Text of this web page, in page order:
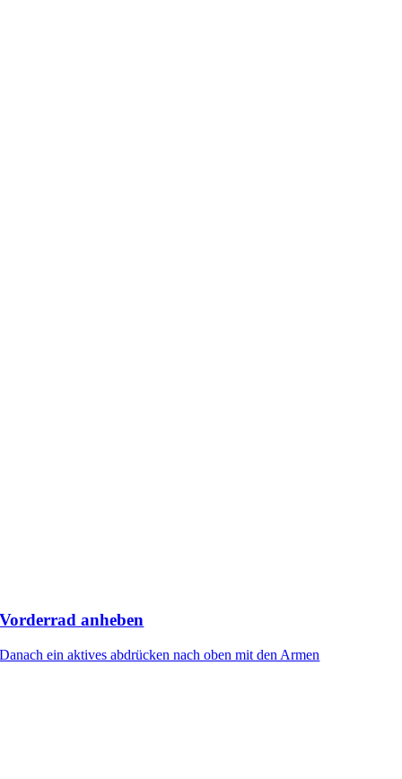
Vorderrad anheben
Danach ein aktives abdrücken nach oben mit den Armen